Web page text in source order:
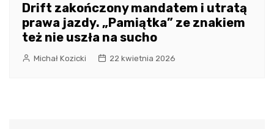
Drift zakończony mandatem i utratą
prawa jazdy. „Pamiątka” ze znakiem
też nie uszła na sucho
Michał Kozicki 22 kwietnia 2026